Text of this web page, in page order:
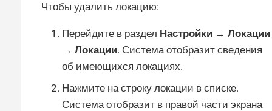
Чтобы удалить локацию:
Перейдите в раздел Настройки → Локации
→ Локации. Система отобразит сведения
об имеющихся локациях.
Нажмите на строку локации в списке.
Система отобразит в правой части экрана